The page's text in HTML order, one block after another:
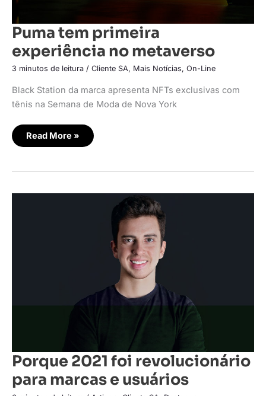
Puma tem primeira
experiência no metaverso
3 minutos de leitura / Cliente SA, Mais Notícias, On-Line
Black Station da marca apresenta NFTs exclusivas com
tênis na Semana de Moda de Nova York
Read More »
Porque 2021 foi revolucionário
para marcas e usuários